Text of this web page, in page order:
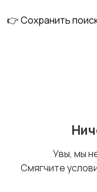
сигнализации
👉 Сохранить
Увы, мы
Смягчите